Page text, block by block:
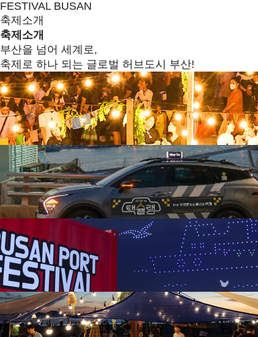
FESTIVAL BUSAN
축제소개
축제소개
부산을 넘어 세계로,
축제로 하나 되는 글로벌 허브도시 부산!